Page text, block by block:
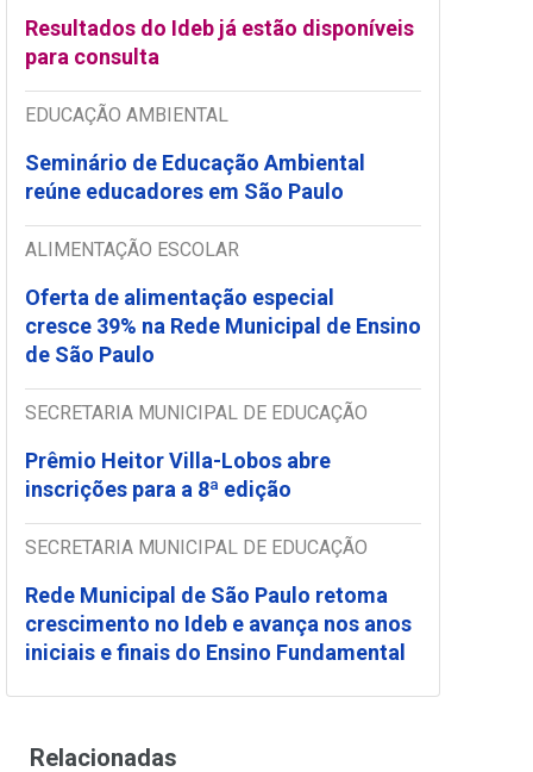
Resultados do Ideb já estão disponíveis
para consulta
EDUCAÇÃO AMBIENTAL
Seminário de Educação Ambiental
reúne educadores em São Paulo
ALIMENTAÇÃO ESCOLAR
Oferta de alimentação especial
cresce 39% na Rede Municipal de Ensino
de São Paulo
SECRETARIA MUNICIPAL DE EDUCAÇÃO
Prêmio Heitor Villa-Lobos abre
inscrições para a 8ª edição
SECRETARIA MUNICIPAL DE EDUCAÇÃO
Rede Municipal de São Paulo retoma
crescimento no Ideb e avança nos anos
iniciais e finais do Ensino Fundamental
Relacionadas